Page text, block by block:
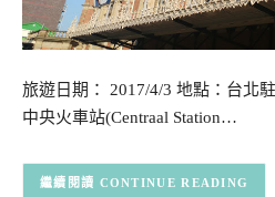
旅遊日期： 2017/4/3 地點：台北
中央火車站(Centraal Station…
CONTINUE READING